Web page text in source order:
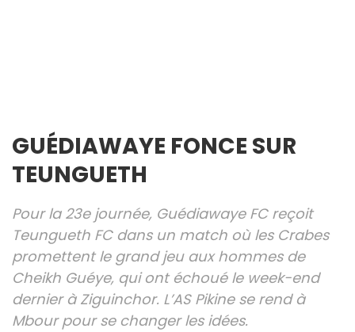
GUÉDIAWAYE FONCE SUR
TEUNGUETH
Pour la 23e journée, Guédiawaye FC reçoit
Teungueth FC dans un match où les Crabes
promettent le grand jeu aux hommes de
Cheikh Guéye, qui ont échoué le week-end
dernier à Ziguinchor. L’AS Pikine se rend à
Mbour pour se changer les idées.